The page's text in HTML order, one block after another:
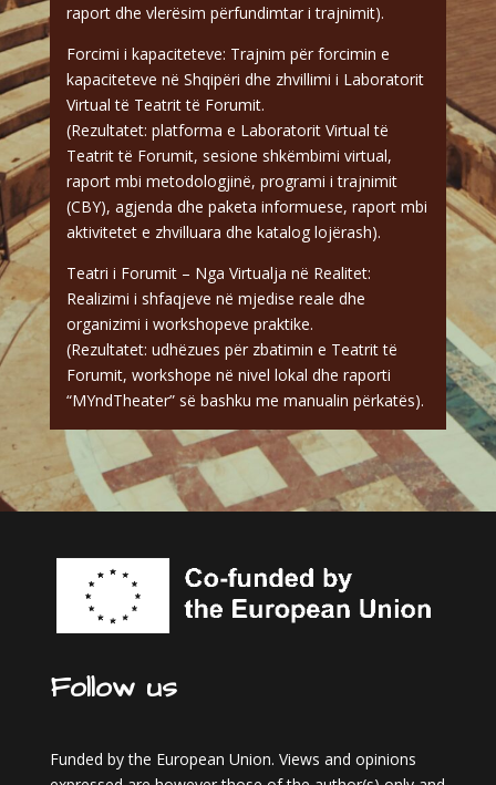
raport dhe vlerësim përfundimtar i trajnimit).
Forcimi i kapaciteteve: Trajnim për forcimin e
kapaciteteve në Shqipëri dhe zhvillimi i Laboratorit
Virtual të Teatrit të Forumit.
(Rezultatet: platforma e Laboratorit Virtual të
Teatrit të Forumit, sesione shkëmbimi virtual,
raport mbi metodologjinë, programi i trajnimit
(CBY), agjenda dhe paketa informuese, raport mbi
aktivitetet e zhvilluara dhe katalog lojërash).
Teatri i Forumit – Nga Virtualja në Realitet:
Realizimi i shfaqjeve në mjedise reale dhe
organizimi i workshopeve praktike.
(Rezultatet: udhëzues për zbatimin e Teatrit të
Forumit, workshope në nivel lokal dhe raporti
“MYndTheater” së bashku me manualin përkatës).
Follow us
Funded by the European Union. Views and opinions